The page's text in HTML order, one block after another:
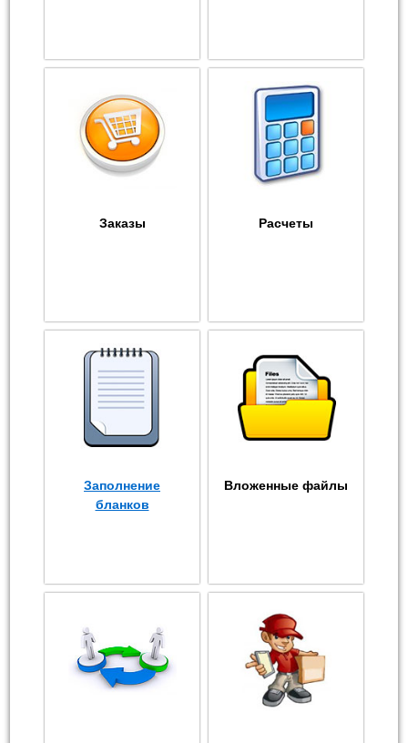
Заказы Расчеты
Заполнение
бланков
Вложенные файлы